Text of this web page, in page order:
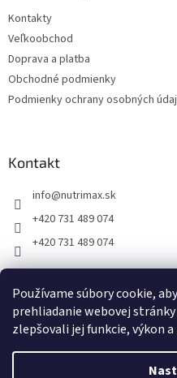
Používame súbory cookie,
prehliadanie webovej
zlepšovali jej funkcie, výkon
Kontakty
Veľkoobchod
Doprava a platba
Obchodné podmienky
Podmienky ochrany osobných
Kontakt
info@nutrimax.sk
+420 731 489 074
+420 731 489 074